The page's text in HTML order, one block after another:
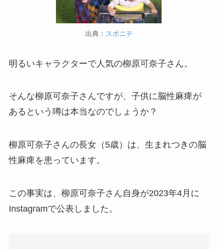
出典： スポニチ
明るいキャラクターで人気の柳原可奈子さん。
そんな柳原可奈子さんですが、子供に脳性麻痺が
あるという噂は本当なのでしょうか？
柳原可奈子さんの長女（5歳）は、生まれつきの脳
性麻痺を患っています。
この事実は、柳原可奈子さん自身が2023年4月に
Instagramで公表しました。